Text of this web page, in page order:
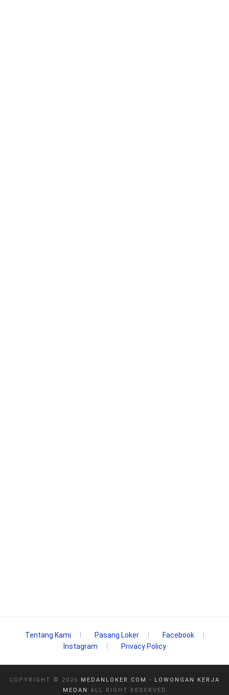
Tentang Kami Pasang Loker
Facebook
Instagram
Privacy Policy
COPYRIGHT © 2026
MEDANLOKER.COM - LOWONGAN KERJA
MEDAN
ALL RIGHT RESERVED